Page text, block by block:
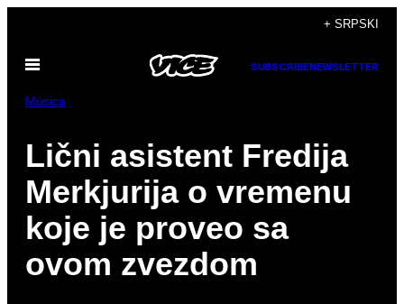
садржај
+ SRPSKI
Otvori
SUBSCRIBE NEWSLETTER
Música
Lični asistent Fredija
Merkjurija o vremenu
koje je proveo sa
ovom zvezdom